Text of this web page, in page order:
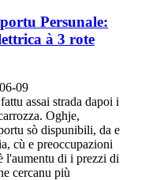
Persunale:
à 3 rote
09
assai strada dapoi i
Oghje,
sò dispunibili, da e
cù e preoccupazioni
l'aumentu di i prezzi di
cercanu più